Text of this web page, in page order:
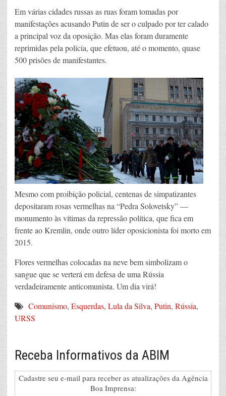
Em várias cidades russas as ruas foram tomadas por
manifestações acusando Putin de ser o culpado por ter calado
a principal voz da oposição. Mas elas foram duramente
reprimidas pela polícia, que efetuou, até o momento, quase
500 prisões de manifestantes.
Mesmo com proibição policial, centenas de simpatizantes
depositaram rosas vermelhas na “Pedra Solovetsky” —
monumento às vítimas da repressão política, que fica em
frente ao Kremlin, onde outro líder oposicionista foi morto em
2015.
Flores vermelhas colocadas na neve bem simbolizam o
sangue que se verterá em defesa de uma Rússia
verdadeiramente anticomunista. Um dia virá!
Comunismo, Esquerdas, Lula da Silva, Putin, Rússia,
URSS
Receba Informativos da ABIM
Cadastre seu e-mail para receber as atualizações da Agência
Boa Imprensa: